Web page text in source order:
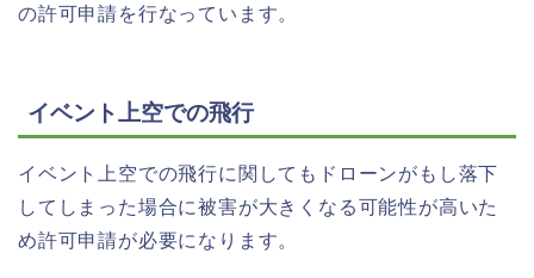
の許可申請を行なっています。
イベント上空での飛行
イベント上空での飛行に関してもドローンがもし落下
してしまった場合に被害が大きくなる可能性が高いた
め許可申請が必要になります。